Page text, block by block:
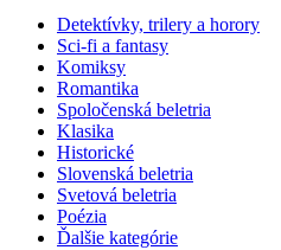
Detektívky, trilery a horory
Sci-fi a fantasy
Komiksy
Romantika
Spoločenská beletria
Klasika
Historické
Slovenská beletria
Svetová beletria
Poézia
Ďalšie kategórie